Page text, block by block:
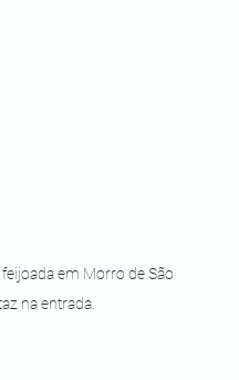
em Morro de São
na entrada.